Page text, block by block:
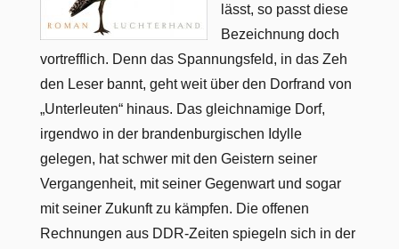
lässt, so passt diese
Bezeichnung doch
vortrefflich. Denn das Spannungsfeld, in das Zeh
den Leser bannt, geht weit über den Dorfrand von
„Unterleuten“ hinaus. Das gleichnamige Dorf,
irgendwo in der brandenburgischen Idylle
gelegen, hat schwer mit den Geistern seiner
Vergangenheit, mit seiner Gegenwart und sogar
mit seiner Zukunft zu kämpfen. Die offenen
Rechnungen aus DDR-Zeiten spiegeln sich in der